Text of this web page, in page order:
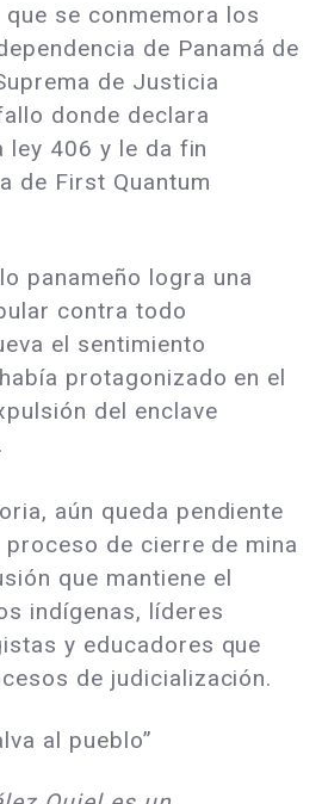
se conmemora los
de Panamá de
de Justicia
donde declara
ley 406 y le da fin
de First Quantum
panameño logra una
contra todo
el sentimiento
protagonizado en el
del enclave
aún queda pendiente
de cierre de mina
que mantiene el
indígenas, líderes
y educadores que
de judicialización.
al pueblo”